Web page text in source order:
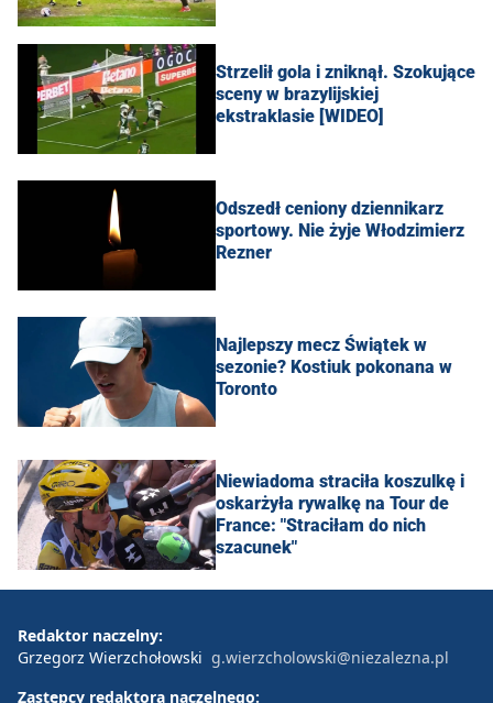
Strzelił gola i zniknął. Szokujące
sceny w brazylijskiej
ekstraklasie [WIDEO]
Odszedł ceniony dziennikarz
sportowy. Nie żyje Włodzimierz
Rezner
Najlepszy mecz Świątek w
sezonie? Kostiuk pokonana w
Toronto
Niewiadoma straciła koszulkę i
oskarżyła rywalkę na Tour de
France: "Straciłam do nich
szacunek"
Redaktor naczelny:
Grzegorz Wierzchołowski g.wierzcholowski@niezalezna.pl
Zastępcy redaktora naczelnego: